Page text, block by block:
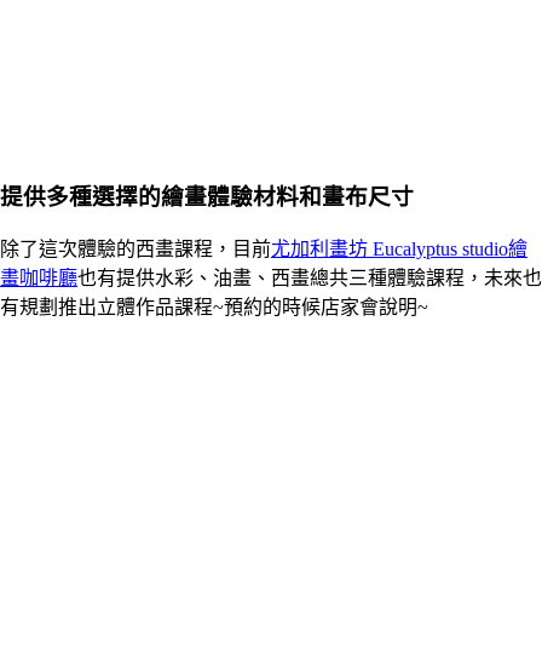
提供多種選擇的繪畫體驗材料和畫布尺寸
除了這次體驗的西畫課程，目前尤加利畫坊 Eucalyptus studio繪
畫咖啡廳也有提供水彩、油畫、西畫總共三種體驗課程，未來也
有規劃推出立體作品課程~預約的時候店家會說明~